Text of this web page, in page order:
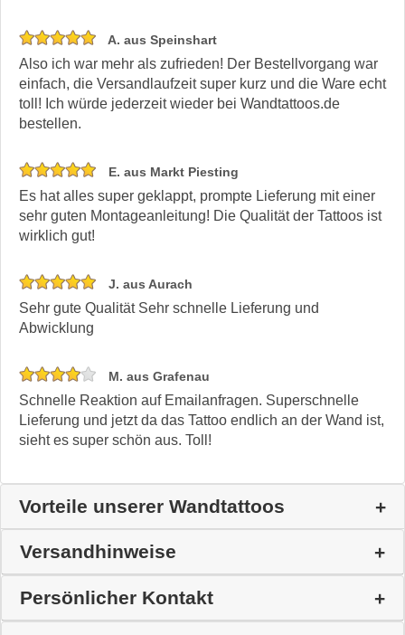
A. aus Speinshart
Also ich war mehr als zufrieden! Der Bestellvorgang war
einfach, die Versandlaufzeit super kurz und die Ware echt
toll! Ich würde jederzeit wieder bei Wandtattoos.de
bestellen.
E. aus Markt Piesting
Es hat alles super geklappt, prompte Lieferung mit einer
sehr guten Montageanleitung! Die Qualität der Tattoos ist
wirklich gut!
J. aus Aurach
Sehr gute Qualität Sehr schnelle Lieferung und
Abwicklung
M. aus Grafenau
Schnelle Reaktion auf Emailanfragen. Superschnelle
Lieferung und jetzt da das Tattoo endlich an der Wand ist,
sieht es super schön aus. Toll!
Vorteile unserer Wandtattoos
Versandhinweise
Persönlicher Kontakt